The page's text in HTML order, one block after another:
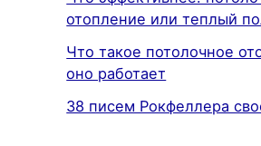
отопление или теплый
Что такое потолочное
оно работает
38 писем Рокфеллера